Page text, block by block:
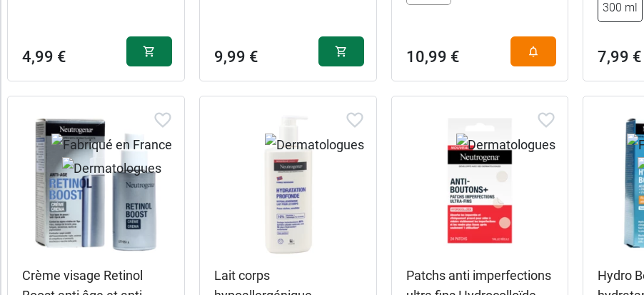
2 x 50 ml
4,99 € 9,99 € 10,99 €
300 ml
7,99 €
Crème visage Retinol
Lait corps
Patchs anti imperfections
Hydro